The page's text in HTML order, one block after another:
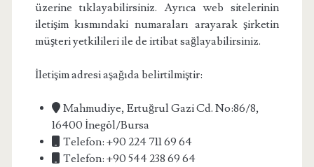
üzerine tıklayabilirsiniz. Ayrıca web sitelerinin
iletişim kısmındaki numaraları arayarak şirketin
müşteri yetkilileri ile de irtibat sağlayabilirsiniz.
İletişim adresi aşağıda belirtilmiştir:
Mahmudiye, Ertuğrul Gazi Cd. No:86/8,
16400 İnegöl/Bursa
Telefon: +90 224 711 69 64
Telefon: +90 544 238 69 64